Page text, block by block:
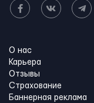
О нас
Карьера
Отзывы
Страхование
Баннерная реклама